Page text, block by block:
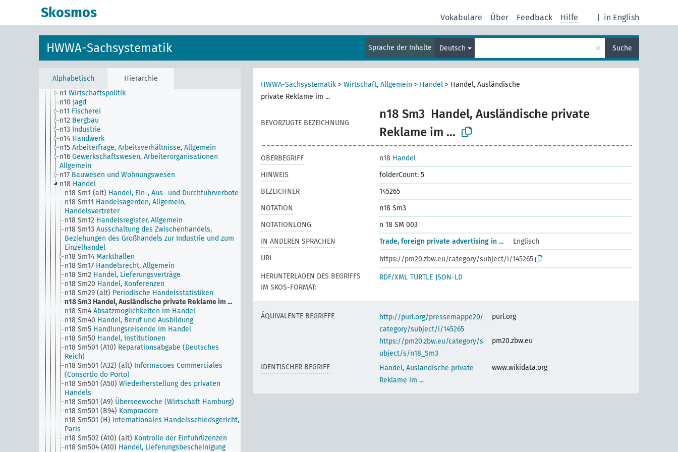
Skosmos in English
Vokabulare Über Feedback Hilfe
HWWA-Sachsystematik Sprache der Inhalte Deutsch × Suche
Alphabetisch Hierarchie
n Sm59 Prüfwesen für Werkstoffe und Waren, Allgemein
Allgemein
Kartell-, Syndikat und Trustwesen
n Sm8 Normung, Standardisierung
n Sm9 (alt)
n1 Wirtschaftspolitik
n10 Jagd
n11 Fischerei
n12 Bergbau
n13 Industrie
n14 Handwerk
n15 Arbeiterfrage, Arbeitsverhältnisse, Allgemein
n16 Gewerkschaftswesen, Arbeiterorganisationen
Allgemein
n17 Bauwesen und Wohnungswesen
n18 Handel
n18 Sm1 (alt) Handel, Ein-, Aus- und Durchfuhrverbote
n18 Sm11 Handelsagenten, Allgemein,
Handelsvertreter
n18 Sm12 Handelsregister, Allgemein
n18 Sm13 Ausschaltung des Zwischenhandels,
Beziehungen des Großhandels zur Industrie und zum
Einzelhandel
n18 Sm14 Markthallen
n18 Sm17 Handelsrecht, Allgemein
n18 Sm2 Handel, Lieferungsverträge
n18 Sm20 Handel, Konferenzen
n18 Sm29 (alt) Periodische Handelsstatistiken
n18 Sm3 Handel, Ausländische private Reklame im ...
n18 Sm4 Absatzmöglichkeiten im Handel
n18 Sm40 Handel, Beruf und Ausbildung
n18 Sm5 Handlungsreisende im Handel
n18 Sm50 Handel, Institutionen
n18 Sm501 (A10) Reparationsabgabe (Deutsches
Reich)
n18 Sm501 (A32) (alt) Informacoes Commerciales
(Consortio do Porto)
n18 Sm501 (A50) Wiederherstellung des privaten
Handels
n18 Sm501 (A9) Überseewoche (Wirtschaft Hamburg)
n18 Sm501 (B94) Kompradore
n18 Sm501 (H) Internationales Handelsschiedsgericht,
Paris
n18 Sm502 (A10) (alt) Kontrolle der Einfuhrlizenzen
n18 Sm504 (A10) Handel, Lieferungsbescheinigung
HWWA-Sachsystematik > Wirtschaft, Allgemein > Handel > Handel, Ausländische
private Reklame im ...
BEVORZUGTE BEZEICHNUNG
n18 Sm3 Handel, Ausländische private
Reklame im ...
OBERBEGRIFF n18 Handel
HINWEIS
folderCount: 5
BEZEICHNER
145265
NOTATION
n18 Sm3
NOTATIONLONG
n 18 SM 003
IN ANDEREN SPRACHEN
Trade, foreign private advertising in ...
Englisch
URI
https://pm20.zbw.eu/category/subject/i/145265
HERUNTERLADEN DES BEGRIFFS
IM SKOS-FORMAT:
RDF/XML TURTLE JSON-LD
ÄQUIVALENTE BEGRIFFE
http://purl.org/pressemappe20/
category/subject/i/145265
purl.org
https://pm20.zbw.eu/category/s
ubject/s/n18_Sm3
pm20.zbw.eu
IDENTISCHER BEGRIFF
Handel, Ausländische private
Reklame im ...
www.wikidata.org